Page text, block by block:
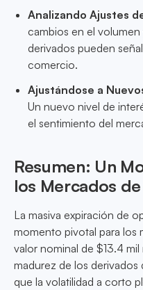
Analizando Ajustes
cambios en el
derivados pueden
comercio.
Ajustándose a
Un nuevo nivel de
el sentimiento del
Resumen: Un
los Mercados
La masiva expiración de
momento pivotal para los
valor nominal de $13.4
madurez de los
que la volatilidad a corto